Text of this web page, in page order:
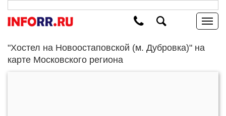
"Хостел на Новоостаповской (м. Дубровка)" на
карте Московского региона